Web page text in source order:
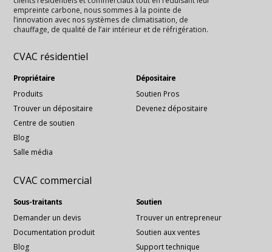
empreinte carbone, nous sommes à la pointe de
l’innovation avec nos systèmes de climatisation, de
chauffage, de qualité de l’air intérieur et de réfrigération.
CVAC résidentiel
Propriétaire
Produits
Trouver un dépositaire
Centre de soutien
Blog
Salle média
Dépositaire
Soutien Pros
Devenez dépositaire
CVAC commercial
Sous-traitants
Demander un devis
Documentation produit
Blog
Soutien
Trouver un entrepreneur
Soutien aux ventes
Support technique